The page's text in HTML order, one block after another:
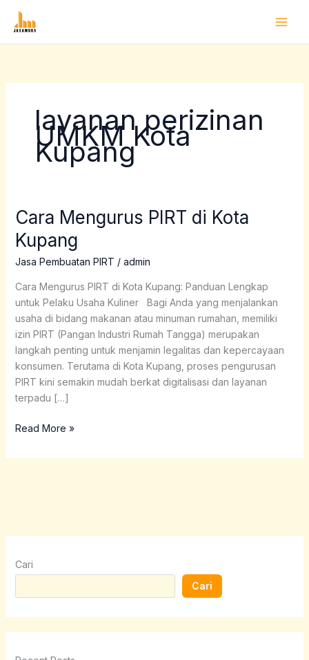
layanan perizinan
UMKM Kota
Kupang
Cara Mengurus PIRT di Kota
Kupang
Jasa Pembuatan PIRT / admin
Cara Mengurus PIRT di Kota Kupang: Panduan Lengkap
untuk Pelaku Usaha Kuliner Bagi Anda yang menjalankan
usaha di bidang makanan atau minuman rumahan, memiliki
izin PIRT (Pangan Industri Rumah Tangga) merupakan
langkah penting untuk menjamin legalitas dan kepercayaan
konsumen. Terutama di Kota Kupang, proses pengurusan
PIRT kini semakin mudah berkat digitalisasi dan layanan
terpadu […]
Cara
PIRT
di
Kupang
Read More »
Cari
Cari